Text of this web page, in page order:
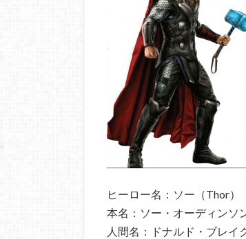
ヒーロー名：ソー（Thor）
本名：ソー・オーディンソ
人間名：ドナルド・ブレイ